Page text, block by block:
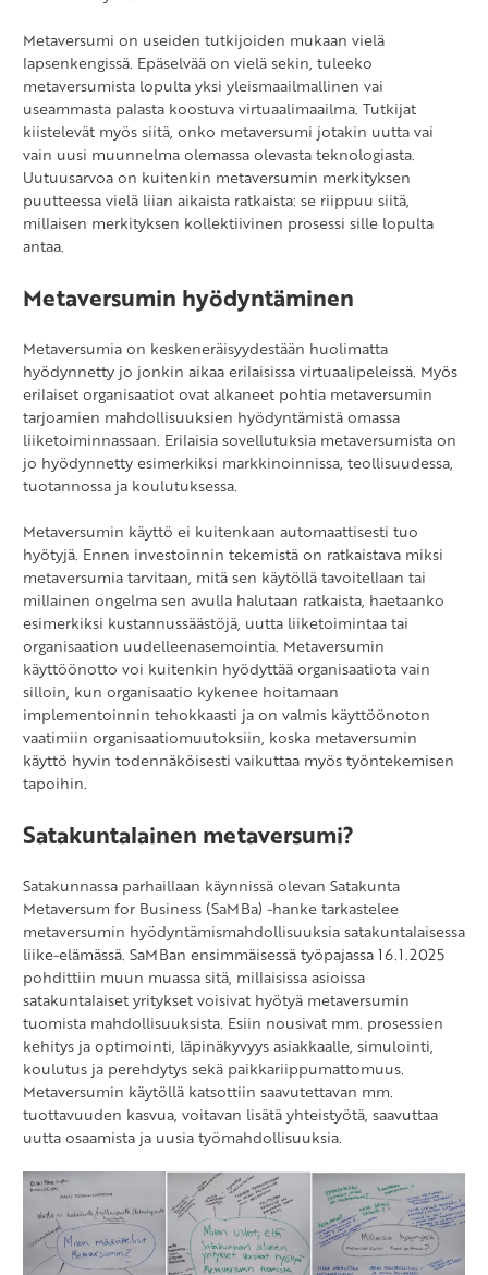
Metaversumi on useiden tutkijoiden mukaan vielä
lapsenkengissä. Epäselvää on vielä sekin, tuleeko
metaversumista lopulta yksi yleismaailmallinen vai
useammasta palasta koostuva virtuaalimaailma. Tutkijat
kiistelevät myös siitä, onko metaversumi jotakin uutta vai
vain uusi muunnelma olemassa olevasta teknologiasta.
Uutuusarvoa on kuitenkin metaversumin merkityksen
puutteessa vielä liian aikaista ratkaista: se riippuu siitä,
millaisen merkityksen kollektiivinen prosessi sille lopulta
antaa.
Metaversumin hyödyntäminen
Metaversumia on keskeneräisyydestään huolimatta
hyödynnetty jo jonkin aikaa erilaisissa virtuaalipeleissä. Myös
erilaiset organisaatiot ovat alkaneet pohtia metaversumin
tarjoamien mahdollisuuksien hyödyntämistä omassa
liiketoiminnassaan. Erilaisia sovellutuksia metaversumista on
jo hyödynnetty esimerkiksi markkinoinnissa, teollisuudessa,
tuotannossa ja koulutuksessa.
Metaversumin käyttö ei kuitenkaan automaattisesti tuo
hyötyjä. Ennen investoinnin tekemistä on ratkaistava miksi
metaversumia tarvitaan, mitä sen käytöllä tavoitellaan tai
millainen ongelma sen avulla halutaan ratkaista, haetaanko
esimerkiksi kustannussäästöjä, uutta liiketoimintaa tai
organisaation uudelleenasemointia. Metaversumin
käyttöönotto voi kuitenkin hyödyttää organisaatiota vain
silloin, kun organisaatio kykenee hoitamaan
implementoinnin tehokkaasti ja on valmis käyttöönoton
vaatimiin organisaatiomuutoksiin, koska metaversumin
käyttö hyvin todennäköisesti vaikuttaa myös työntekemisen
tapoihin.
Satakuntalainen metaversumi?
Satakunnassa parhaillaan käynnissä olevan Satakunta
Metaversum for Business (SaMBa) -hanke tarkastelee
metaversumin hyödyntämismahdollisuuksia satakuntalaisessa
liike-elämässä. SaMBan ensimmäisessä työpajassa 16.1.2025
pohdittiin muun muassa sitä, millaisissa asioissa
satakuntalaiset yritykset voisivat hyötyä metaversumin
tuomista mahdollisuuksista. Esiin nousivat mm. prosessien
kehitys ja optimointi, läpinäkyvyys asiakkaalle, simulointi,
koulutus ja perehdytys sekä paikkariippumattomuus.
Metaversumin käytöllä katsottiin saavutettavan mm.
tuottavuuden kasvua, voitavan lisätä yhteistyötä, saavuttaa
uutta osaamista ja uusia työmahdollisuuksia.